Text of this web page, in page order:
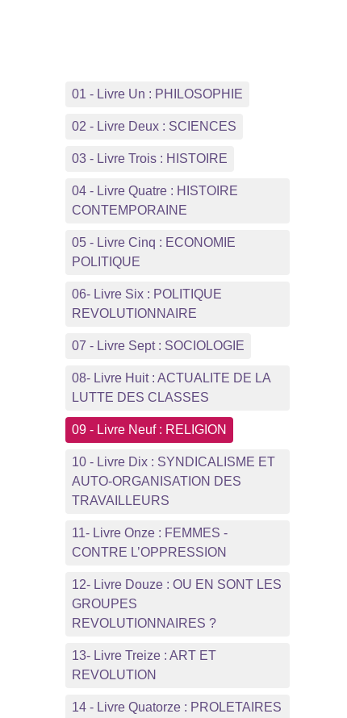
01 - Livre Un : PHILOSOPHIE
02 - Livre Deux : SCIENCES
03 - Livre Trois : HISTOIRE
04 - Livre Quatre : HISTOIRE
CONTEMPORAINE
05 - Livre Cinq : ECONOMIE
POLITIQUE
06- Livre Six : POLITIQUE
REVOLUTIONNAIRE
07 - Livre Sept : SOCIOLOGIE
08- Livre Huit : ACTUALITE DE LA
LUTTE DES CLASSES
09 - Livre Neuf : RELIGION
10 - Livre Dix : SYNDICALISME ET
AUTO-ORGANISATION DES
TRAVAILLEURS
11- Livre Onze : FEMMES -
CONTRE L’OPPRESSION
12- Livre Douze : OU EN SONT LES
GROUPES
REVOLUTIONNAIRES ?
13- Livre Treize : ART ET
REVOLUTION
14 - Livre Quatorze : PROLETAIRES